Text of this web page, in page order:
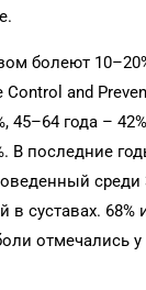
болеют
and
года –
В последние
среди
суставах.
отмечались у